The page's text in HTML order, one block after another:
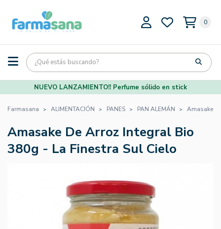
0
NUEVO LANZAMIENTO!! Perfume sólido en stick
Farmasana ALIMENTACIÓN PANES PAN ALEMÁN Amasake
Amasake De Arroz Integral Bio
380g - La Finestra Sul Cielo